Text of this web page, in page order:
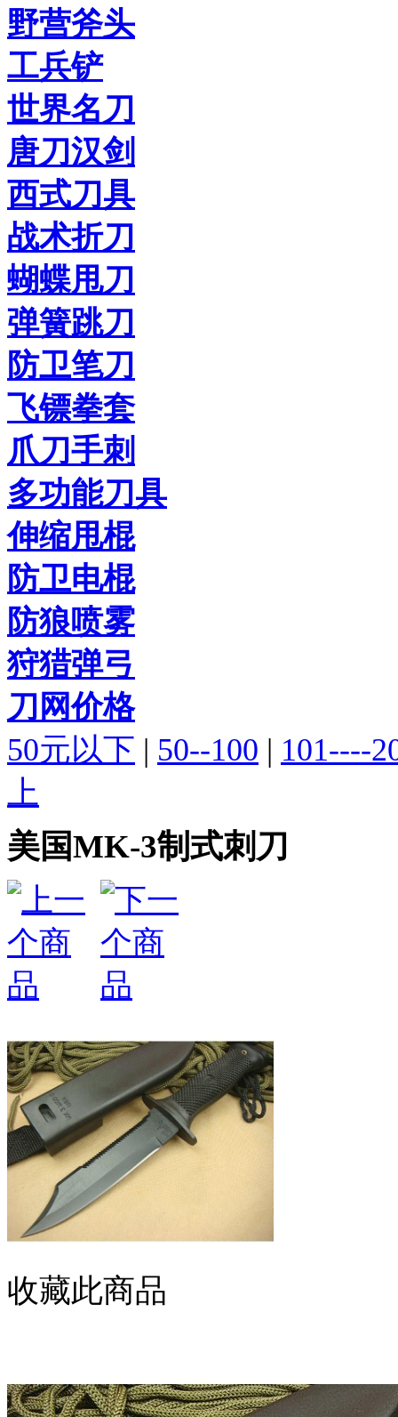
野营斧头
工兵铲
世界名刀
唐刀汉剑
西式刀具
战术折刀
蝴蝶甩刀
弹簧跳刀
防卫笔刀
飞镖拳套
爪刀手刺
多功能刀具
伸缩甩棍
防卫电棍
防狼喷雾
狩猎弹弓
刀网价格
50元以下 | 50--100 | 101----
上
美国MK-3制式刺刀
收藏此商品